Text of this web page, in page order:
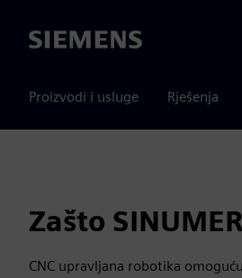
Siemens
Proizvodi i usluge Rješenja
Zašto
CNC upravljana robotika